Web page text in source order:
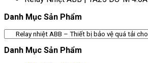
Danh Mục Sản Phẩm
Danh Mục Sản Phẩm